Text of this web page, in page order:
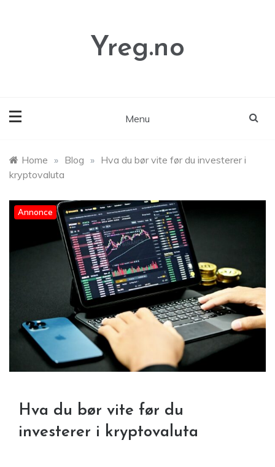
Yreg.no
Menu
Home » Blog » Hva du bør vite før du investerer i
kryptovaluta
Annonce
Hva du bør vite før du
investerer i kryptovaluta